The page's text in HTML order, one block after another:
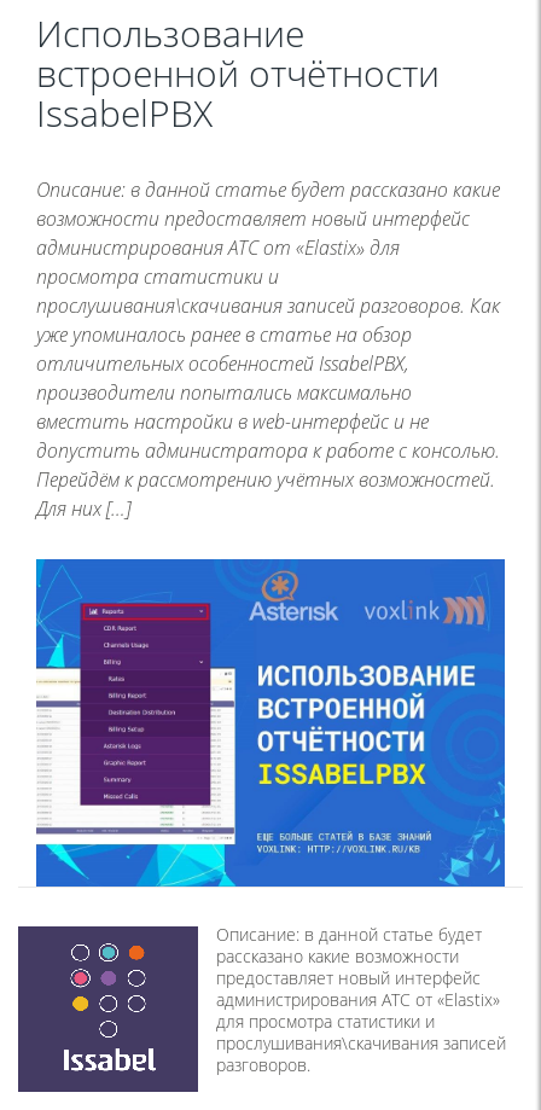
Использование
встроенной отчётности
IssabelPBX
Описание: в данной статье будет рассказано какие
возможности предоставляет новый интерфейс
администрирования АТС от «Elastix» для
просмотра статистики и
прослушивания\скачивания записей разговоров. Как
уже упоминалось ранее в статье на обзор
отличительных особенностей IssabelPBX,
производители попытались максимально
вместить настройки в web-интерфейс и не
допустить администратора к работе с консолью.
Перейдём к рассмотрению учётных возможностей.
Для них […]
Описание: в данной статье будет
рассказано какие возможности
предоставляет новый интерфейс
администрирования АТС от «Elastix»
для просмотра статистики и
прослушивания\скачивания записей
разговоров.